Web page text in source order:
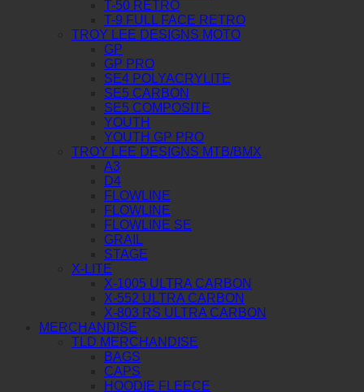
T-50 RETRO
T-9 FULL FACE RETRO
TROY LEE DESIGNS MOTO
GP
GP PRO
SE4 POLYACRYLITE
SE5 CARBON
SE5 COMPOSITE
YOUTH
YOUTH GP PRO
TROY LEE DESIGNS MTB/BMX
A3
D4
FLOWLINE
FLOWLINE
FLOWLINE SE
GRAIL
STAGE
X-LITE
X-1005 ULTRA CARBON
X-552 ULTRA CARBON
X-803 RS ULTRA CARBON
MERCHANDISE
TLD MERCHANDISE
BAGS
CAPS
HOODIE FLEECE